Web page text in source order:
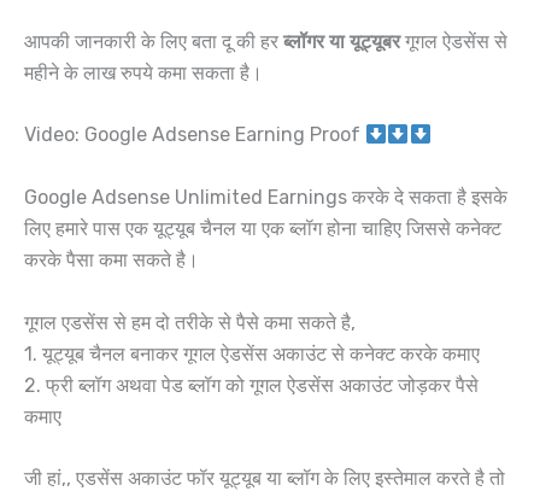
आपकी जानकारी के लिए बता दू की हर ब्लॉगर या यूट्यूबरगूगल ऐडसेंस से
महीने के लाख रुपये कमा सकता है।
Video: Google Adsense Earning Proof
Google Adsense Unlimited Earnings करके दे सकता है इसके
लिए हमारे पास एक यूट्यूब चैनल या एक ब्लॉग होना चाहिए जिससे कनेक्ट
करके पैसा कमा सकते है।
गूगल एडसेंस से हम दो तरीके से पैसे कमा सकते है,
1. यूट्यूब चैनल बनाकर गूगल ऐडसेंस अकाउंट से कनेक्ट करके कमाए
2. फ्री ब्लॉग अथवा पेड ब्लॉग को गूगल ऐडसेंस अकाउंट जोड़कर पैसे
कमाए
जी हां,, एडसेंस अकाउंट फॉर यूट्यूब या ब्लॉग के लिए इस्तेमाल करते है तो